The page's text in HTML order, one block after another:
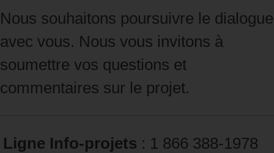
Nous souhaitons poursuivre le dialogue
avec vous. Nous vous invitons à
soumettre vos questions et
commentaires sur le projet.
Ligne Info‑projets : 1 866 388‑1978